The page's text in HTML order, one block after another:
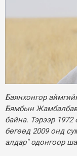
Баянхонгор
Бямбын
байна. Тэрээр
бөгөөд 2009 онд
алдар" одонгоор